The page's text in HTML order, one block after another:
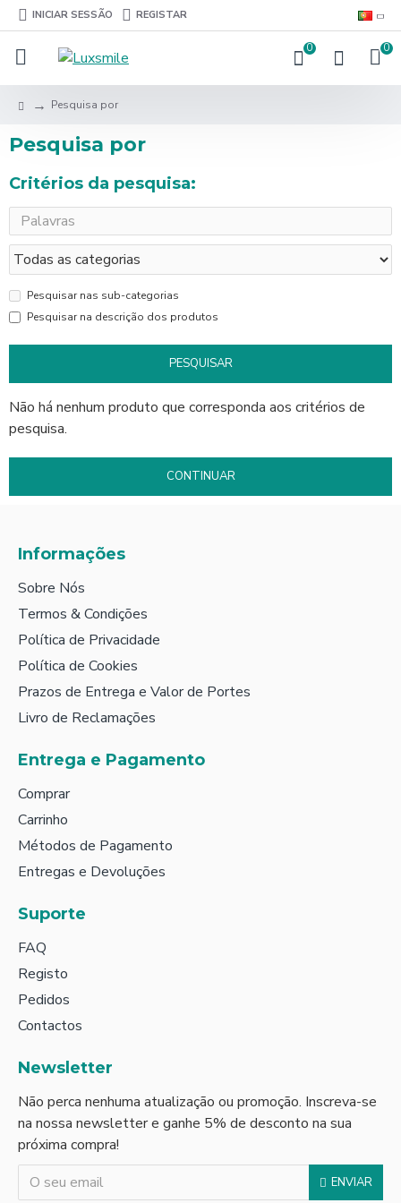
INICIAR SESSÃO REGISTAR
0 0
Pesquisa por
Pesquisa por
Critérios da pesquisa:
Pesquisar nas sub-categorias
Pesquisar na descrição dos produtos
PESQUISAR
Não há nenhum produto que corresponda aos critérios de
pesquisa.
CONTINUAR
Informações
Sobre Nós
Termos & Condições
Política de Privacidade
Política de Cookies
Prazos de Entrega e Valor de Portes
Livro de Reclamações
Entrega e Pagamento
Comprar
Carrinho
Métodos de Pagamento
Entregas e Devoluções
Suporte
FAQ
Registo
Pedidos
Contactos
Newsletter
Não perca nenhuma atualização ou promoção. Inscreva-se
na nossa newsletter e ganhe 5% de desconto na sua
próxima compra!
ENVIAR